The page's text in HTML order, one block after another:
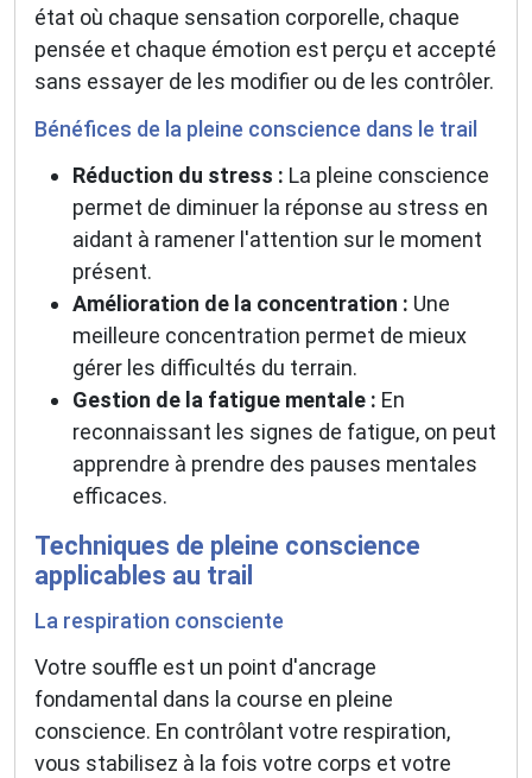
état où chaque sensation corporelle, chaque
pensée et chaque émotion est perçu et accepté
sans essayer de les modifier ou de les contrôler.
Bénéfices de la pleine conscience dans le trail
Réduction du stress : La pleine conscience
permet de diminuer la réponse au stress en
aidant à ramener l'attention sur le moment
présent.
Amélioration de la concentration : Une
meilleure concentration permet de mieux
gérer les difficultés du terrain.
Gestion de la fatigue mentale : En
reconnaissant les signes de fatigue, on peut
apprendre à prendre des pauses mentales
efficaces.
Techniques de pleine conscience
applicables au trail
La respiration consciente
Votre souffle est un point d'ancrage
fondamental dans la course en pleine
conscience. En contrôlant votre respiration,
vous stabilisez à la fois votre corps et votre